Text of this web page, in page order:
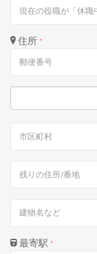
住所 *
最寄駅 *